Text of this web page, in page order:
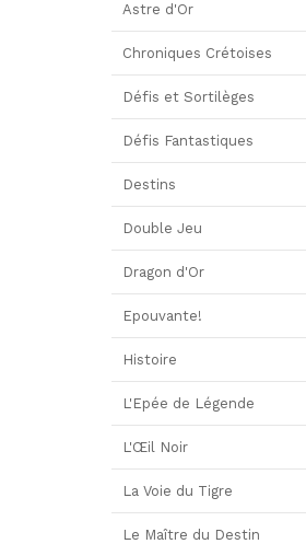
Astre d'Or
Chroniques Crétoises
Défis et Sortilèges
Défis Fantastiques
Destins
Double Jeu
Dragon d'Or
Epouvante!
Histoire
L'Epée de Légende
L'Œil Noir
La Voie du Tigre
Le Maître du Destin